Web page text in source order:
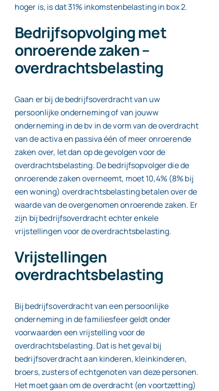
hoger is, is dat 31% inkomstenbelasting in box 2.
Bedrijfsopvolging met
onroerende zaken –
overdrachtsbelasting
Gaan er bij de bedrijfsoverdracht van uw
persoonlijke onderneming of van jouww
onderneming in de bv in de vorm van de overdracht
van de activa en passiva één of meer onroerende
zaken over, let dan op de gevolgen voor de
overdrachtsbelasting. De bedrijfsopvolger die de
onroerende zaken overneemt, moet 10,4% (8% bij
een woning) overdrachtsbelasting betalen over de
waarde van de overgenomen onroerende zaken. Er
zijn bij bedrijfsoverdracht echter enkele
vrijstellingen voor de overdrachtsbelasting.
Vrijstellingen
overdrachtsbelasting
Bij bedrijfsoverdracht van een persoonlijke
onderneming in de familiesfeer geldt onder
voorwaarden een vrijstelling voor de
overdrachtsbelasting. Dat is het geval bij
bedrijfsoverdracht aan kinderen, kleinkinderen,
broers, zusters of echtgenoten van deze personen.
Het moet gaan om de overdracht (en voortzetting)